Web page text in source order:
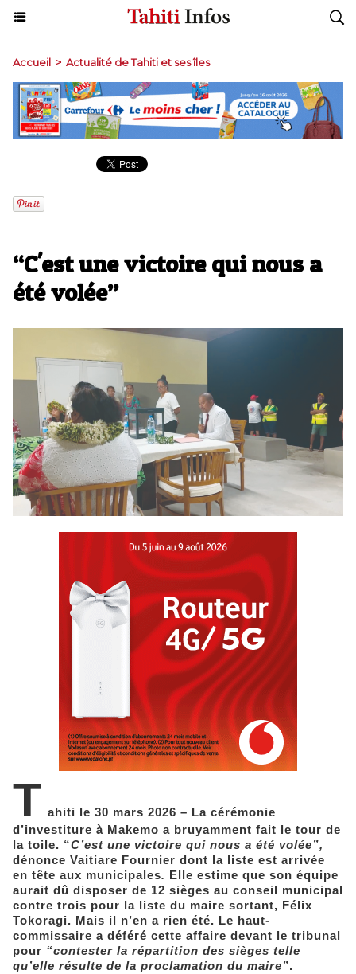
Accueil > Actualité de Tahiti et ses îles
“C'est une victoire qui nous a
été volée”
T ahiti le 30 mars 2026 – La cérémonie
d’investiture à Makemo a bruyamment fait le tour de
la toile. “C’est une victoire qui nous a été volée”,
dénonce Vaitiare Fournier dont la liste est arrivée
en tête aux municipales. Elle estime que son équipe
aurait dû disposer de 12 sièges au conseil municipal
contre trois pour la liste du maire sortant, Félix
Tokoragi. Mais il n’en a rien été. Le haut-
commissaire a déféré cette affaire devant le tribunal
pour “contester la répartition des sièges telle
qu’elle résulte de la proclamation du maire”.